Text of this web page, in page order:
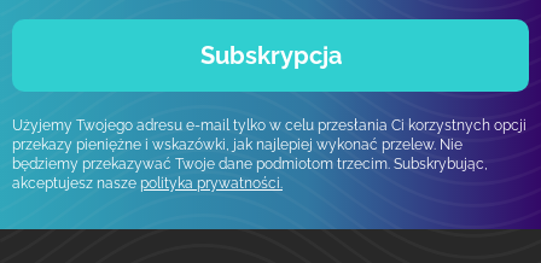
Subskrypcja
Użyjemy Twojego adresu e-mail tylko w celu przesłania Ci korzystnych opcji
przekazy pieniężne i wskazówki, jak najlepiej wykonać przelew. Nie
będziemy przekazywać Twoje dane podmiotom trzecim. Subskrybując,
akceptujesz nasze polityka prywatności.